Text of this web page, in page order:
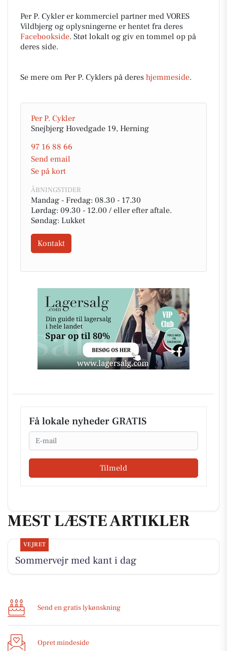
Per P. Cykler er kommerciel partner med VORES
Vildbjerg og oplysningerne er hentet fra deres
Facebookside. Støt lokalt og giv en tommel op på
deres side.
Se mere om Per P. Cyklers på deres hjemmeside.
Per P. Cykler
Snejbjerg Hovedgade 19, Herning
97 16 88 66
Send email
Se på kort
ÅBNINGSTIDER
Mandag - Fredag: 08.30 - 17.30
Lørdag: 09.30 - 12.00 / eller efter aftale.
Søndag: Lukket
Kontakt
Få lokale nyheder GRATIS
Email
Tilmeld
MEST LÆSTE ARTIKLER
VEJRET
Sommervejr med kant i dag
Send en gratis lykønskning
Opret mindeside